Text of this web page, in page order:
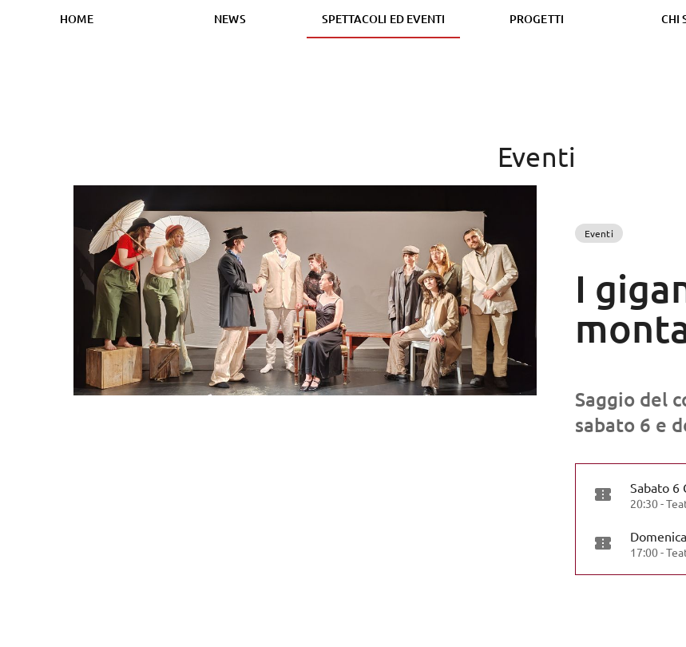
HOME NEWS SPETTACOLI ED EVENTI PROGETTI CHI
Eventi
Eventi
I
Saggio del
sabato 6 e
Sabato 6
20:30-
17:00-